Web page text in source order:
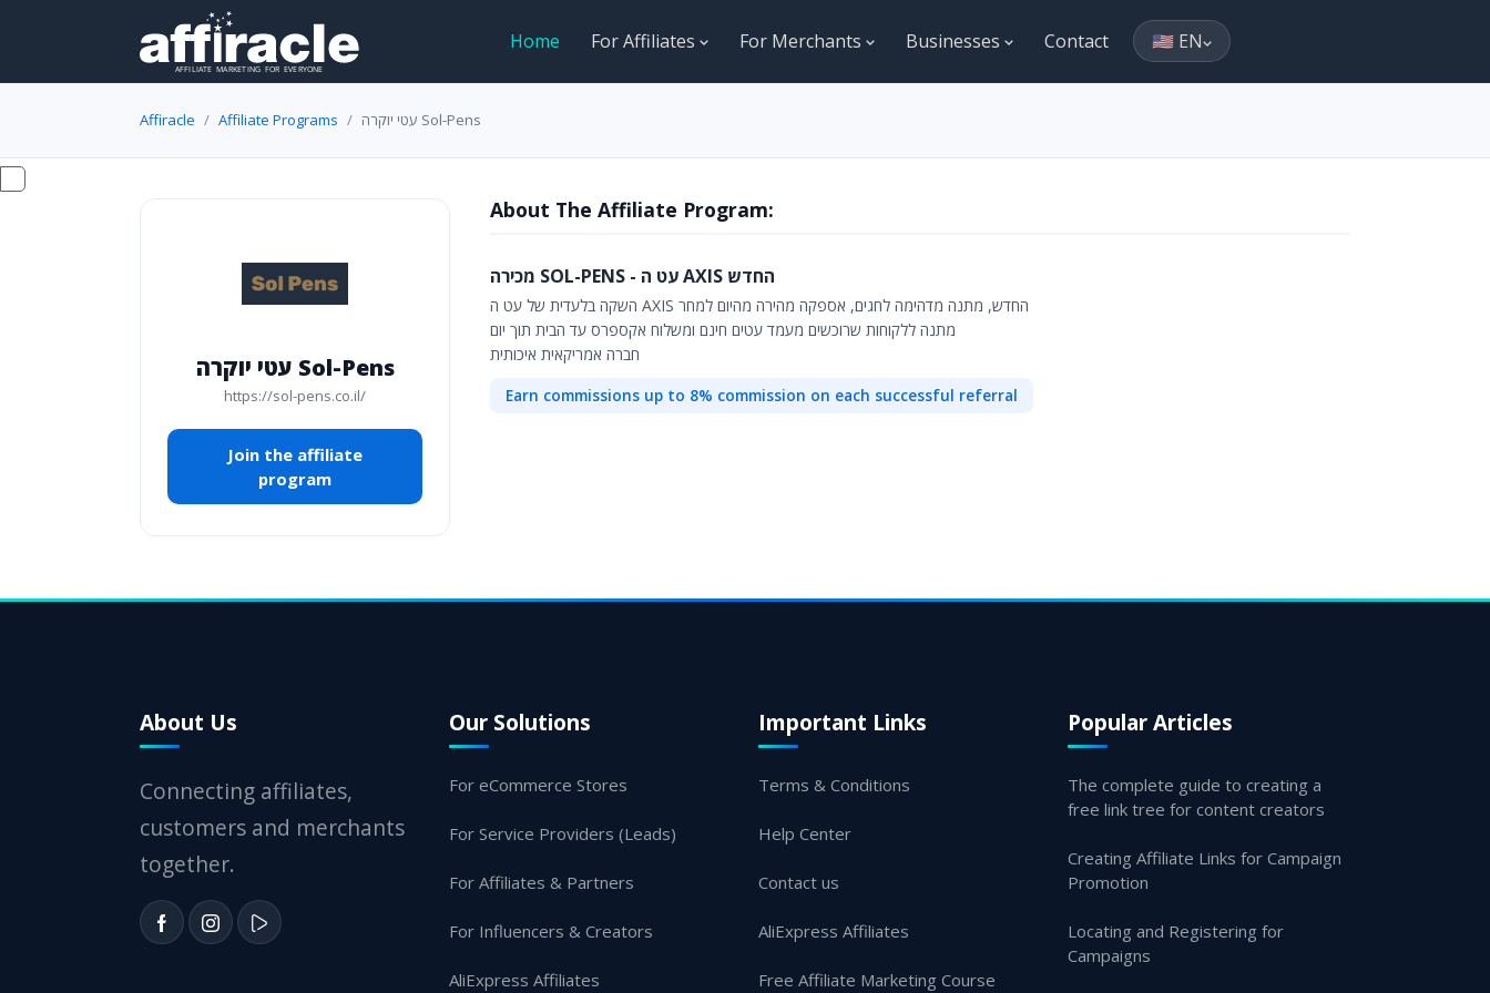
Home For Affiliates For Merchants Businesses Contact 🇺🇸 EN
Affiracle Affiliate Programs עטי יוקרה Sol-Pens
עטי יוקרה Sol-Pens
https://sol-pens.co.il/
Join the affiliate
program
About The Affiliate Program:
מכירה SOL-PENS - עט ה AXIS החדש
השקה בלעדית של עט ה AXIS החדש, מתנה מדהימה לחגים, אספקה מהירה מהיום למחר
מתנה ללקוחות שרוכשים מעמד עטים חינם ומשלוח אקספרס עד הבית תוך יום
חברה אמריקאית איכותית
Earn commissions up to 8% commission on each successful referral
About Us
Connecting affiliates,
customers and merchants
together.
Our Solutions
For eCommerce Stores
For Service Providers (Leads)
For Affiliates & Partners
For Influencers & Creators
AliExpress Affiliates
Important Links
Terms & Conditions
Help Center
Contact us
AliExpress Affiliates
Free Affiliate Marketing Course
Popular Articles
The complete guide to creating a
free link tree for content creators
Creating Affiliate Links for Campaign
Promotion
Locating and Registering for
Campaigns